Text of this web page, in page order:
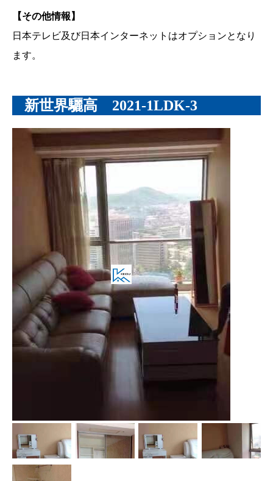
【その他情報】
日本テレビ及び日本インターネットはオプションとなり
ます。
新世界驪高 2021-1LDK-3